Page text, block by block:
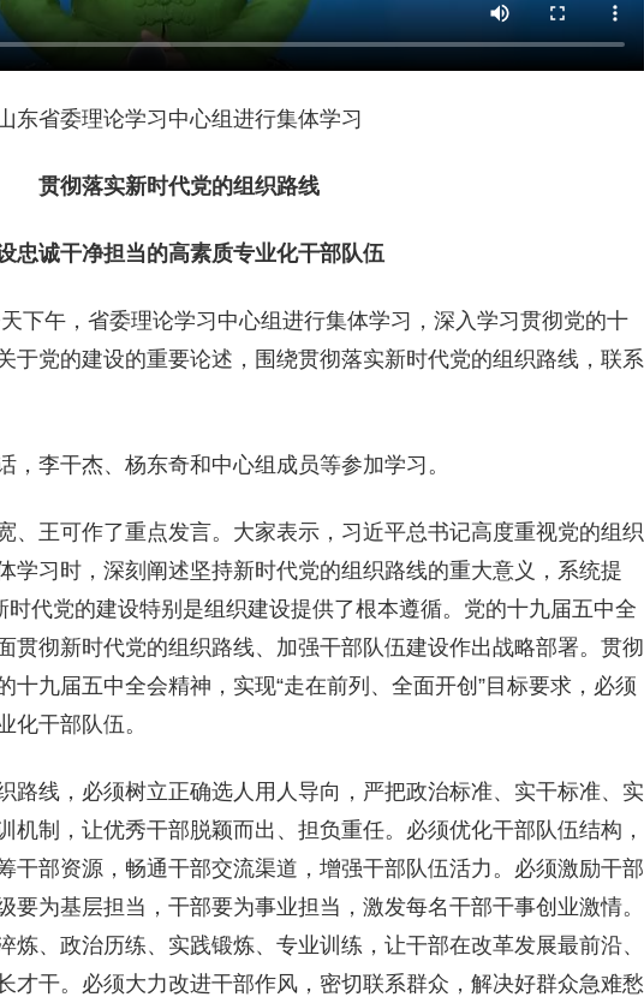
东省委理论学习中心组进行集体学习
贯彻落实新时代党的组织路线
忠诚干净担当的高素质专业化干部队伍
下午，省委理论学习中心组进行集体学习，深入学习贯彻党的十
于党的建设的重要论述，围绕贯彻落实新时代党的组织路线，联系
，李干杰、杨东奇和中心组成员等参加学习。
、王可作了重点发言。大家表示，习近平总书记高度重视党的组织
学习时，深刻阐述坚持新时代党的组织路线的重大意义，系统提
时代党的建设特别是组织建设提供了根本遵循。党的十九届五中全
贯彻新时代党的组织路线、加强干部队伍建设作出战略部署。贯彻
十九届五中全会精神，实现“走在前列、全面开创”目标要求，必须
化干部队伍。
路线，必须树立正确选人用人导向，严把政治标准、实干标准、实
机制，让优秀干部脱颖而出、担负重任。必须优化干部队伍结构，
干部资源，畅通干部交流渠道，增强干部队伍活力。必须激励干部
要为基层担当，干部要为事业担当，激发每名干部干事创业激情。
炼、政治历练、实践锻炼、专业训练，让干部在改革发展最前沿、
才干。必须大力改进干部作风，密切联系群众，解决好群众急难愁